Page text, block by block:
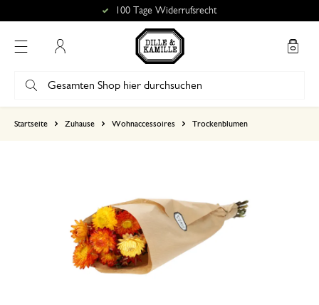
100 Tage Widerrufsrecht
Startseite Zuhause Wohnaccessoires Trockenblumen